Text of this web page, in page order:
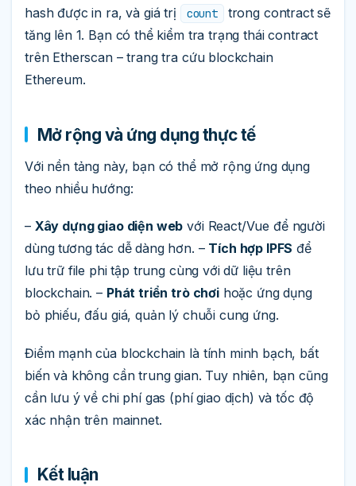
hash được in ra, và giá trị
count
trong contract sẽ
tăng lên 1. Bạn có thể kiểm tra trạng thái contract
trên Etherscan – trang tra cứu blockchain
Ethereum.
Mở rộng và ứng dụng thực tế
Với nền tảng này, bạn có thể mở rộng ứng dụng
theo nhiều hướng:
– Xây dựng giao diện web với React/Vue để người
dùng tương tác dễ dàng hơn. – Tích hợp IPFS để
lưu trữ file phi tập trung cùng với dữ liệu trên
blockchain. – Phát triển trò chơihoặc ứng dụng
bỏ phiếu, đấu giá, quản lý chuỗi cung ứng.
Điểm mạnh của blockchain là tính minh bạch, bất
biến và không cần trung gian. Tuy nhiên, bạn cũng
cần lưu ý về chi phí gas (phí giao dịch) và tốc độ
xác nhận trên mainnet.
Kết luận